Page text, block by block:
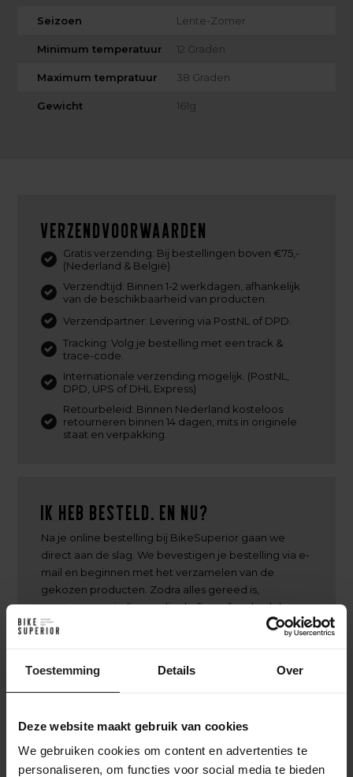
Toestemming Details Over
Deze website maakt gebruik van cookies
We gebruiken cookies om content en advertenties te
personaliseren, om functies voor social media te bieden
Seizoen Lente-Zomer
Minimum temperatuur 12 Graden
Maximum tempratuur 38 Graden
Gewicht 161g
Verzendvoorwaarden
Gratis verzending: Bij bestellingen boven €75,-
(Nederland & België)
Verzendtijd: Binnen 1-2 werkdagen, afhankelijk
van de beschikbaarheid van producten.
Verzendpartner: Levering via PostNL of DPD.
Tracking: Volg je bestelling met een track &
trace-code.
Internationale verzending mogelijk. (PostNL,
DPD, UPS of DHL Express)
Retourbeleid: Binnen Nederland kosteloos
retourneren binnen 14 dagen, mits in originele
staat en verpakking.
Ik heb besteld. En nu?
Na je online bestelling bij BikeSuperior gaan we
direct aan de slag. We bevestigen je bestelling via e-
mail en beginnen met het verzamelen van de
gekozen producten. Zodra alles gereed is,
monteren we indien nodig de fiets of onderdelen.
Daarna wordt je bestelling zorgvuldig verpakt en
verzonden. Je ontvangt een track & trace-code om
custom build? Dan houden we je op de hoogte van
het opbouwproces, van frameselectie tot
unieke fiets klaar is